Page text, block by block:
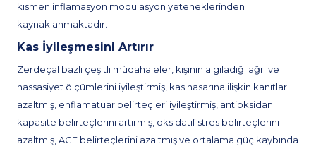
kısmen inflamasyon modülasyon yeteneklerinden
kaynaklanmaktadır.
Kas İyileşmesini Artırır
Zerdeçal bazlı çeşitli müdahaleler, kişinin algıladığı ağrı ve
hassasiyet ölçümlerini iyileştirmiş, kas hasarına ilişkin kanıtları
azaltmış, enflamatuar belirteçleri iyileştirmiş, antioksidan
kapasite belirteçlerini artırmış, oksidatif stres belirteçlerini
azaltmış, AGE belirteçlerini azaltmış ve ortalama güç kaybında